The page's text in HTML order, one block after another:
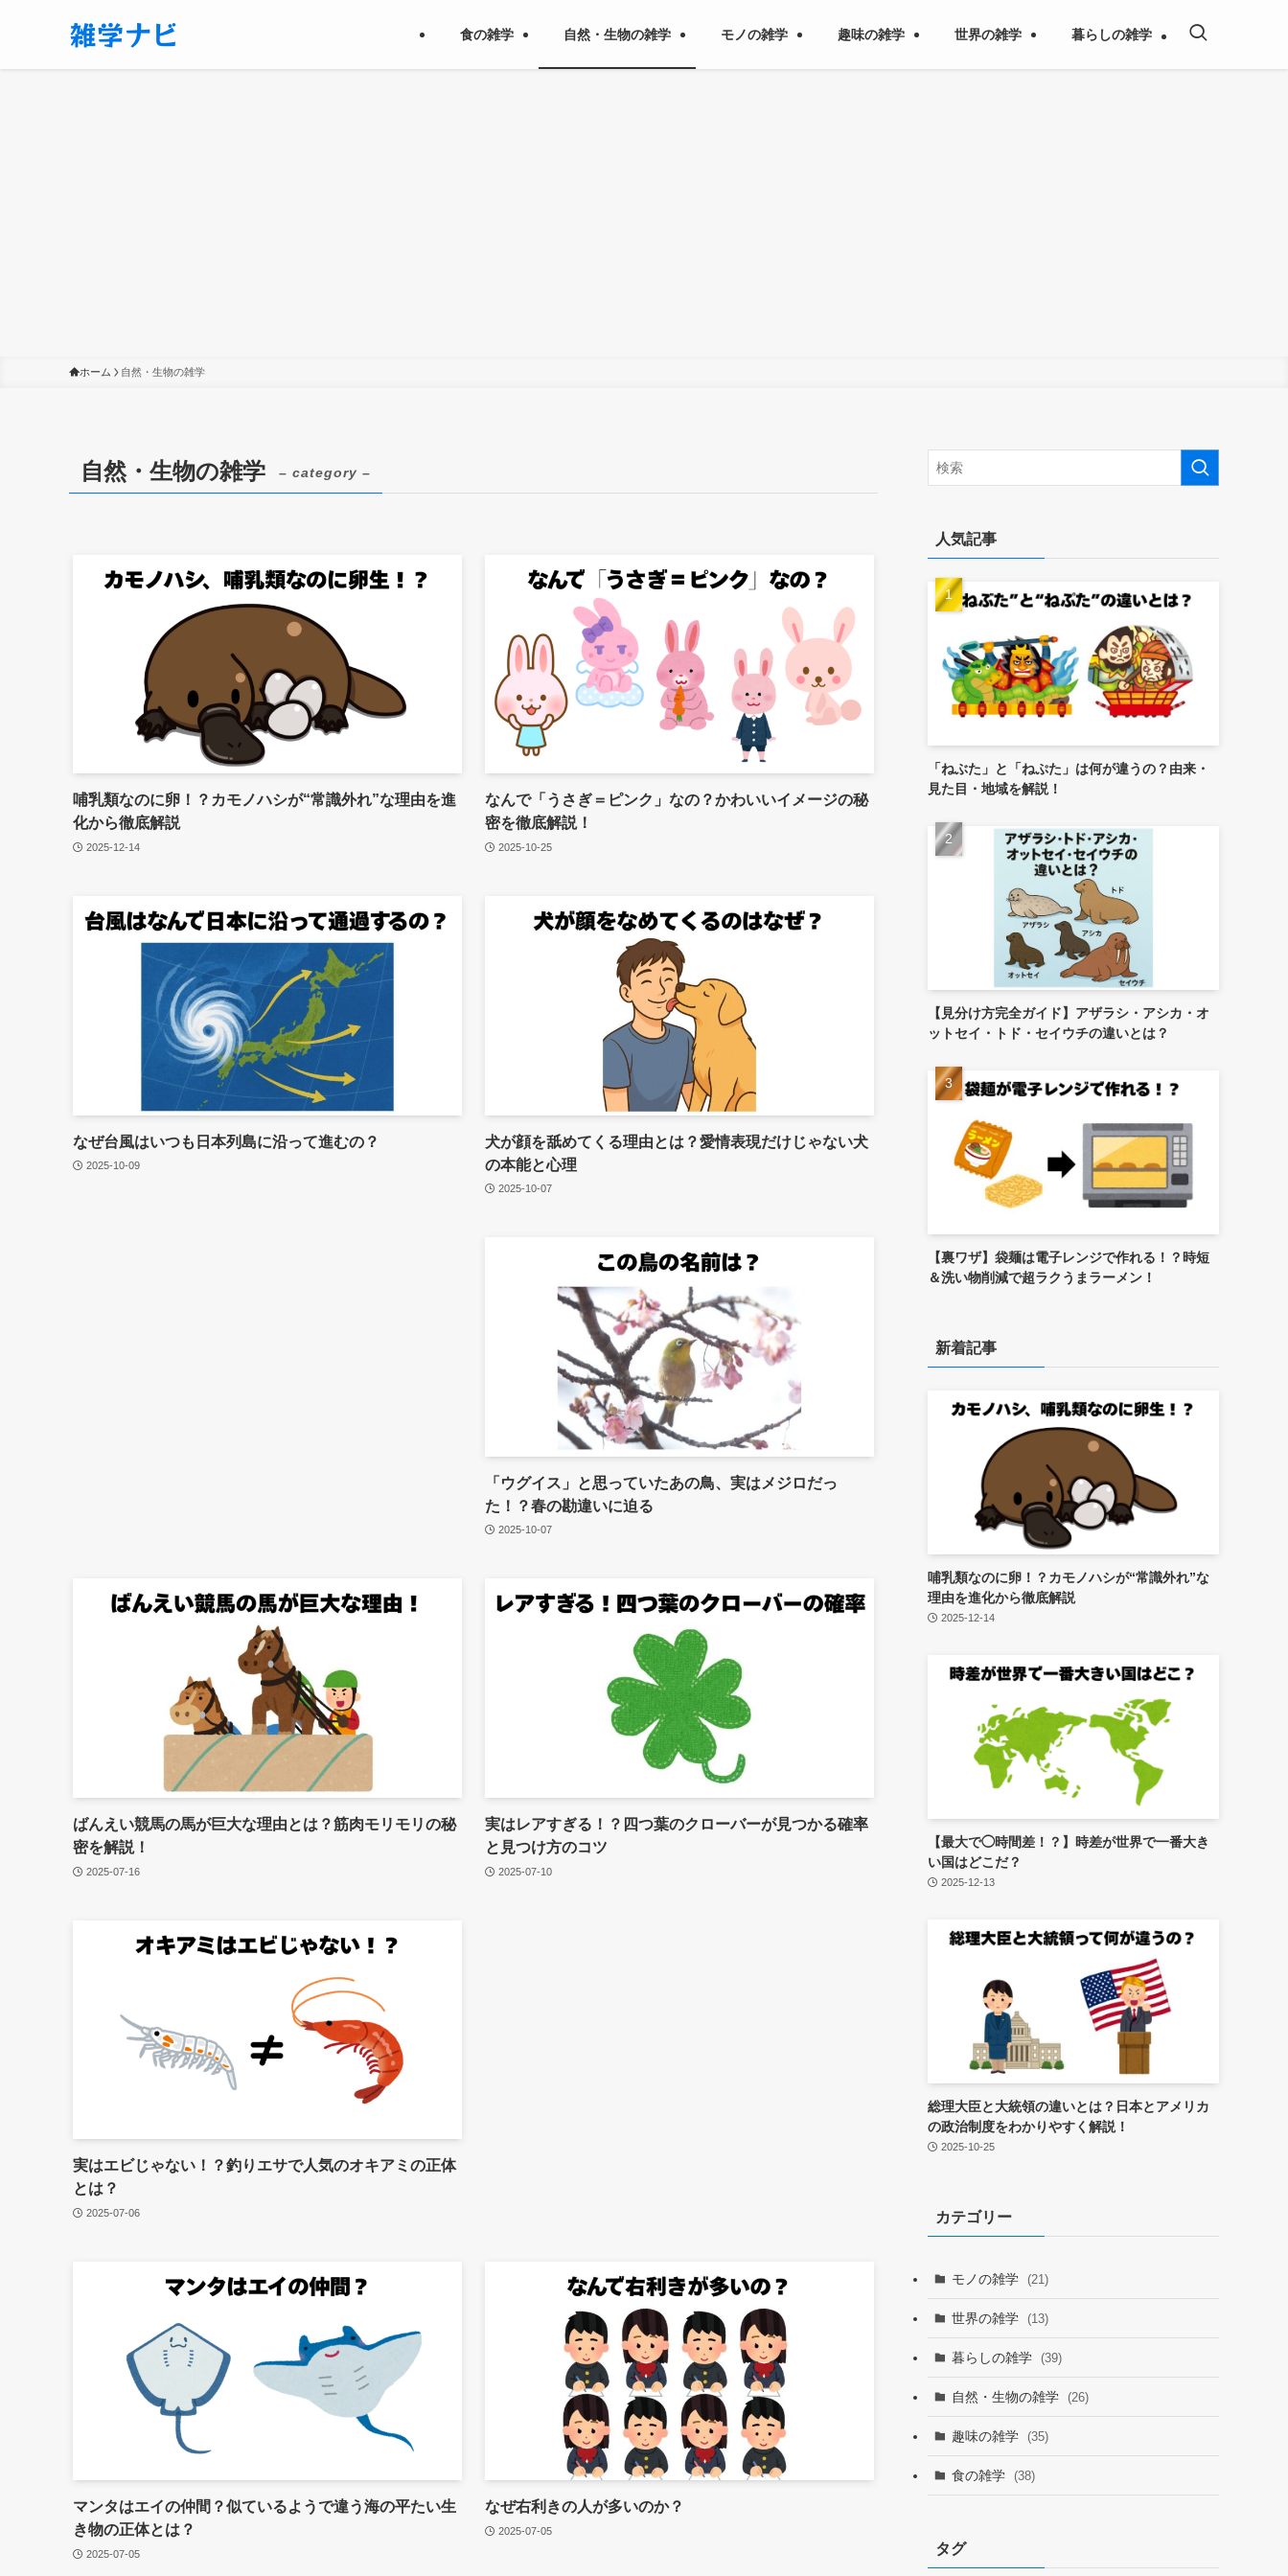
食の雑学 自然・生物の雑学 モノの雑学 趣味の雑学 世界の雑学 暮らしの雑学
ホーム 自然・生物の雑学
自然・生物の雑学 – category –
哺乳類なのに卵！？カモノハシが“常識外れ”な理由を進
化から徹底解説
2025-12-14
なんで「うさぎ＝ピンク」なの？かわいいイメージの秘
密を徹底解説！
2025-10-25
なぜ台風はいつも日本列島に沿って進むの？
2025-10-09
犬が顔を舐めてくる理由とは？愛情表現だけじゃない犬
の本能と心理
2025-10-07
「ウグイス」と思っていたあの鳥、実はメジロだっ
た！？春の勘違いに迫る
2025-10-07
ばんえい競馬の馬が巨大な理由とは？筋肉モリモリの秘
密を解説！
2025-07-16
実はレアすぎる！？四つ葉のクローバーが見つかる確率
と見つけ方のコツ
2025-07-10
実はエビじゃない！？釣りエサで人気のオキアミの正体
とは？
2025-07-06
マンタはエイの仲間？似ているようで違う海の平たい生
き物の正体とは？
2025-07-05
なぜ右利きの人が多いのか？
2025-07-05
人気記事
「ねぶた」と「ねぷた」は何が違うの？由来・
見た目・地域を解説！
【見分け方完全ガイド】アザラシ・アシカ・オ
ットセイ・トド・セイウチの違いとは？
【裏ワザ】袋麺は電子レンジで作れる！？時短
＆洗い物削減で超ラクうまラーメン！
新着記事
哺乳類なのに卵！？カモノハシが“常識外れ”な
理由を進化から徹底解説
2025-12-14
【最大で◯時間差！？】時差が世界で一番大き
い国はどこだ？
2025-12-13
総理大臣と大統領の違いとは？日本とアメリカ
の政治制度をわかりやすく解説！
2025-10-25
カテゴリー
モノの雑学 (21)
世界の雑学 (13)
暮らしの雑学 (39)
自然・生物の雑学 (26)
趣味の雑学 (35)
食の雑学 (38)
タグ